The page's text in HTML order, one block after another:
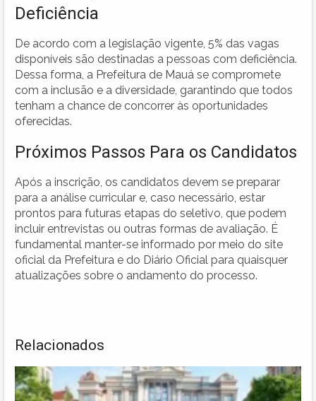
Deficiência
De acordo com a legislação vigente, 5% das vagas
disponíveis são destinadas a pessoas com deficiência.
Dessa forma, a Prefeitura de Mauá se compromete
com a inclusão e a diversidade, garantindo que todos
tenham a chance de concorrer às oportunidades
oferecidas.
Próximos Passos Para os Candidatos
Após a inscrição, os candidatos devem se preparar
para a análise curricular e, caso necessário, estar
prontos para futuras etapas do seletivo, que podem
incluir entrevistas ou outras formas de avaliação. É
fundamental manter-se informado por meio do site
oficial da Prefeitura e do Diário Oficial para quaisquer
atualizações sobre o andamento do processo.
Relacionados